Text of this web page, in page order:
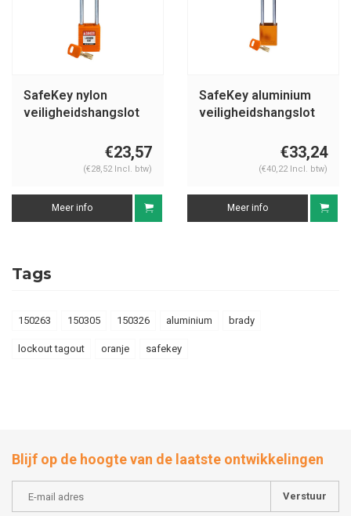
SafeKey nylon
veiligheidshangslot
€23,57
(€28,52 Incl. btw)
Meer info
SafeKey aluminium
veiligheidshangslot
€33,24
(€40,22 Incl. btw)
Meer info
Tags
150263 150305 150326 aluminium brady
lockout tagout oranje safekey
Blijf op de hoogte van de laatste ontwikkelingen
Verstuur